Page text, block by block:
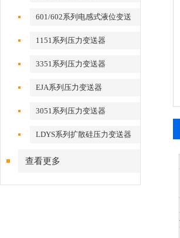
601/602系列电感式液位变送
1151系列压力变送器
3351系列压力变送器
EJA系列压力变送器
3051系列压力变送器
LDYS系列扩散硅压力变送器
查看更多